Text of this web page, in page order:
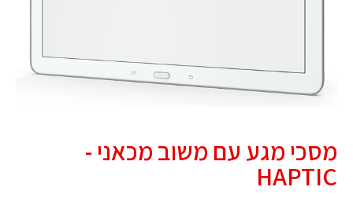
מסכי מגע עם משוב מכאני -
HAPTIC